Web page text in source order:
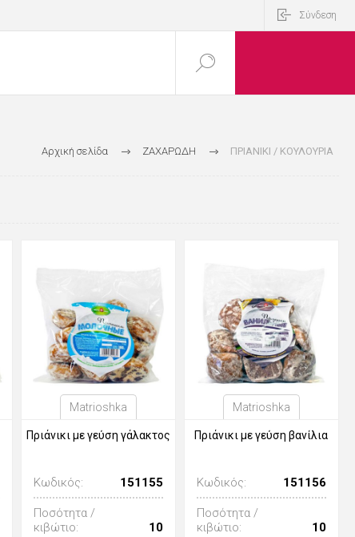
Σύνδεση
Αρχική σελίδα ΖΑΧΑΡΩΔΗ ΠΡΙΑΝΙΚΙ / ΚΟΥΛΟΥΡΙΑ
Matrioshka
Πριάνικι με γεύση γάλακτος
Κωδικός: 151155
Ποσότητα /
κιβώτιο:
10
Matrioshka
Πριάνικι με γεύση βανίλια
Κωδικός: 151156
Ποσότητα /
κιβώτιο:
10